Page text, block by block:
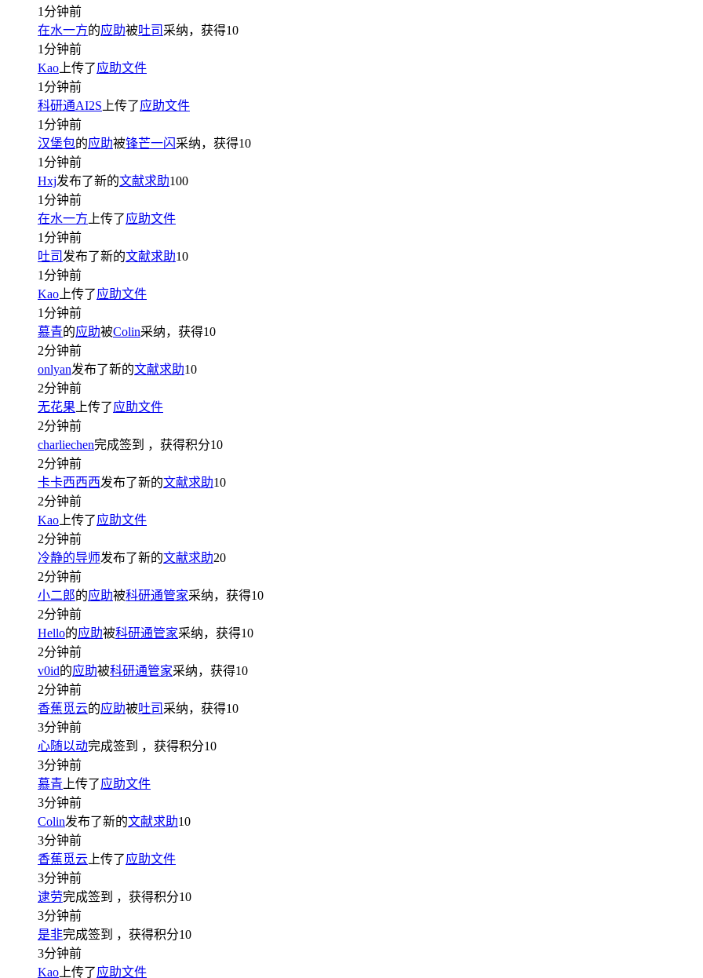
1分钟前
在水一方的应助被吐司 采纳，获得10
1分钟前
Kao 上传了应助文件
1分钟前
科研通AI2S 上传了应助文件
1分钟前
汉堡包的应助被锋芒一闪 采纳，获得10
1分钟前
Hxj发布了新的文献求助100
1分钟前
在水一方 上传了应助文件
1分钟前
吐司 发布了新的文献求助10
1分钟前
Kao 上传了应助文件
1分钟前
慕青的应助被Colin采纳，获得10
2分钟前
onlyan发布了新的文献求助10
2分钟前
无花果 上传了应助文件
2分钟前
charliechen完成签到 ，获得积分10
2分钟前
卡卡西西西发布了新的文献求助10
2分钟前
Kao 上传了应助文件
2分钟前
冷静的导师发布了新的文献求助20
2分钟前
小二郎的应助被科研通管家采纳，获得10
2分钟前
Hello的应助被科研通管家采纳，获得10
2分钟前
v0id的应助被科研通管家采纳，获得10
2分钟前
香蕉觅云的应助被吐司 采纳，获得10
3分钟前
心随以动完成签到 ，获得积分10
3分钟前
慕青 上传了应助文件
3分钟前
Colin发布了新的文献求助10
3分钟前
香蕉觅云 上传了应助文件
3分钟前
逮劳完成签到 ，获得积分10
3分钟前
是非完成签到 ，获得积分10
3分钟前
Kao 上传了应助文件